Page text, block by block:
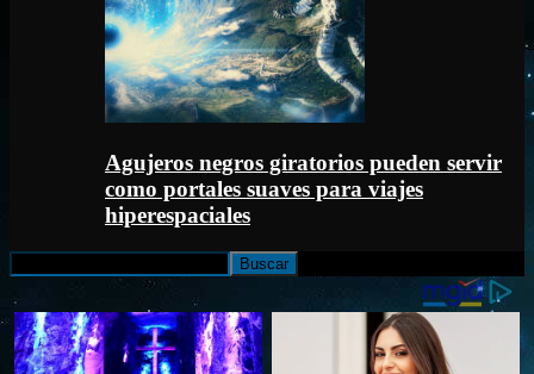
Agujeros negros giratorios pueden servir
como portales suaves para viajes
hiperespaciales